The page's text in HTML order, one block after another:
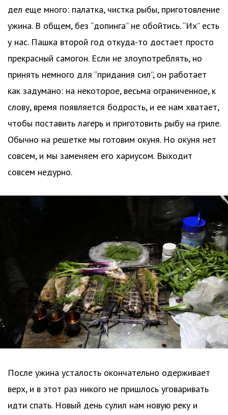
дел еще много: палатка, чистка рыбы, приготовление
ужина. В общем, без “допинга” не обойтись. “Их” есть
у нас. Пашка второй год откуда-то достает просто
прекрасный самогон. Если не злоупотреблять, но
принять немного для “придания сил”, он работает
как задумано: на некоторое, весьма ограниченное, к
слову, время появляется бодрость, и ее нам хватает,
чтобы поставить лагерь и приготовить рыбу на гриле.
Обычно на решетке мы готовим окуня. Но окуня нет
совсем, и мы заменяем его хариусом. Выходит
совсем недурно.
После ужина усталость окончательно одерживает
верх, и в этот раз никого не пришлось уговаривать
идти спать. Новый день сулил нам новую реку и